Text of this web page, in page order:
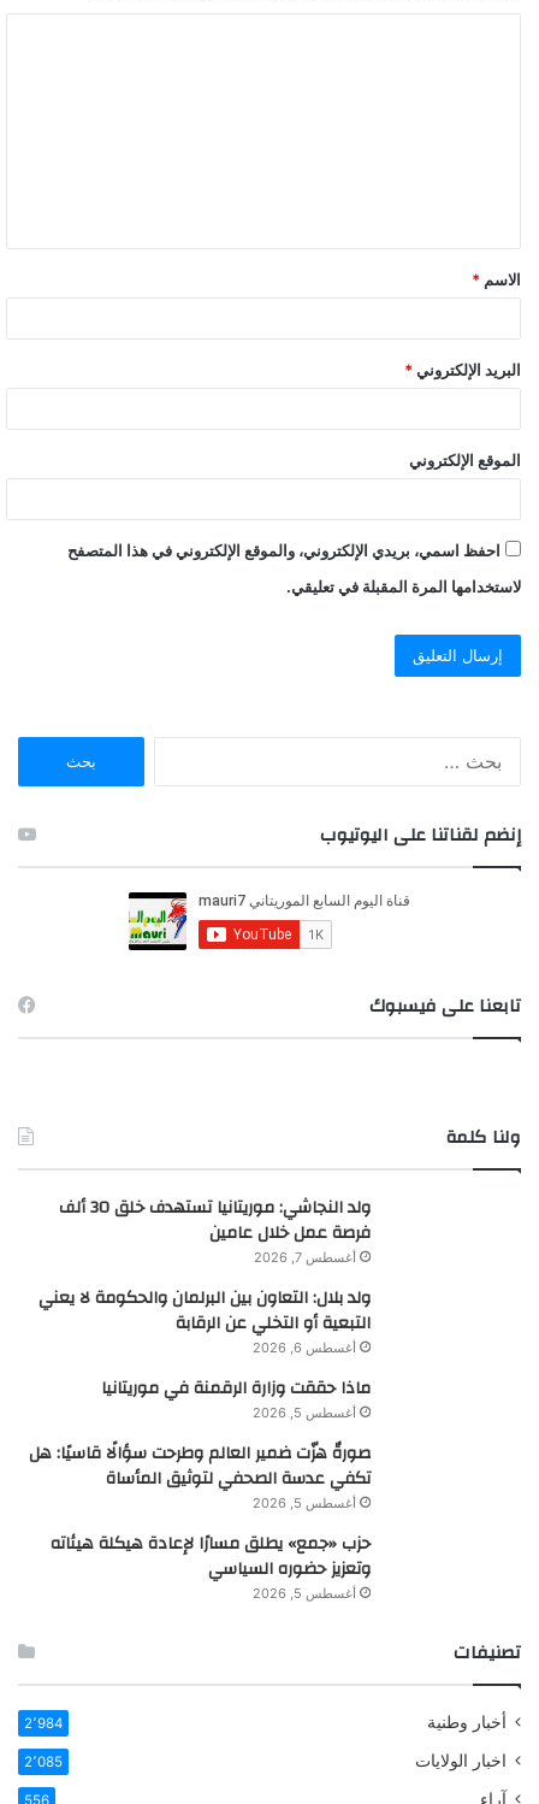
ق
*
الاسم *
البريد الإلكتروني *
الموقع الإلكتروني
احفظ اسمي، بريدي الإلكتروني، والموقع الإلكتروني في هذا المتصفح
لاستخدامها المرة المقبلة في تعليقي.
ن
:
إنضم لقناتنا على اليوتيوب
تابعنا على فيسبوك
ولنا كلمة
ولد النجاشي: موريتانيا تستهدف خلق 30 ألف
فرصة عمل خلال عامين
أغسطس 7, 2026
ولد بلال: التعاون بين البرلمان والحكومة لا يعني
التبعية أو التخلي عن الرقابة
أغسطس 6, 2026
ماذا حققت وزارة الرقمنة في موريتانيا
أغسطس 5, 2026
صورةٌ هزّت ضمير العالم وطرحت سؤالًا قاسيًا: هل
تكفي عدسة الصحفي لتوثيق المأساة
أغسطس 5, 2026
حزب «جمع» يطلق مسارًا لإعادة هيكلة هيئاته
وتعزيز حضوره السياسي
أغسطس 5, 2026
تصنيفات
أخبار وطنية 2٬984
اخبار الولايات 2٬085
آراء 556